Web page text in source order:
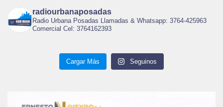
radiourbanaposadas
Radio Urbana Posadas Llamadas & Whatsapp: 3764-425963
Comercial Cel: 3764162393
Cargar Más Seguinos